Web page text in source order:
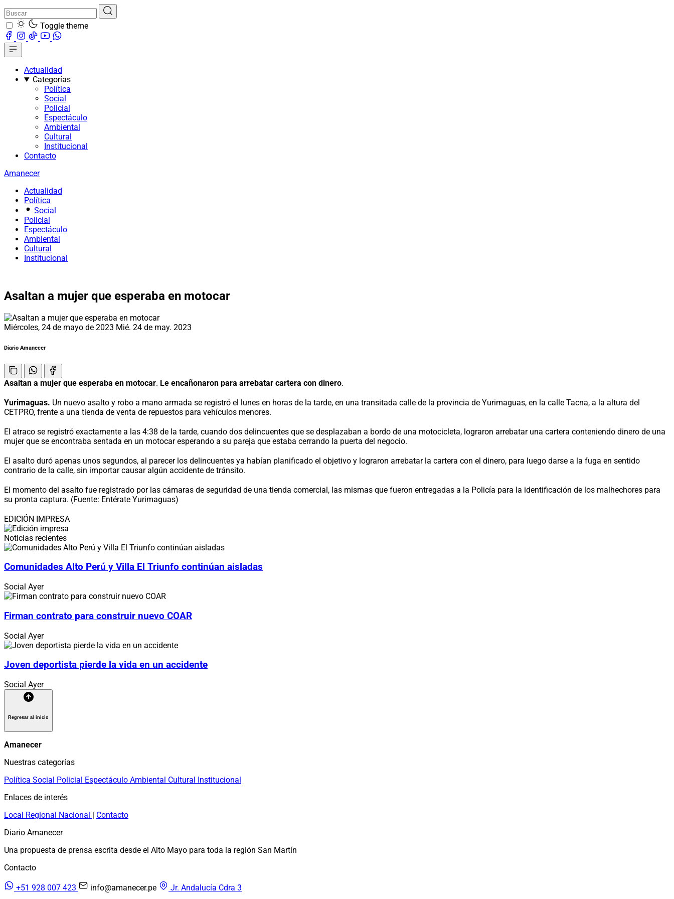
Toggle theme
Actualidad
Categorías
Política
Social
Policial
Espectáculo
Ambiental
Cultural
Institucional
Contacto
Amanecer
Actualidad
Política
Social
Policial
Espectáculo
Ambiental
Cultural
Institucional
Asaltan a mujer que esperaba en motocar
Miércoles, 24 de mayo de 2023 Mié. 24 de may. 2023
Diario Amanecer
Asaltan a mujer que esperaba en motocar. Le encañonaron para arrebatar cartera con dinero.
Yurimaguas. Un nuevo asalto y robo a mano armada se registró el lunes en horas de la tarde, en una transitada calle de la provincia de Yurimaguas, en la calle Tacna, a la altura del
CETPRO, frente a una tienda de venta de repuestos para vehículos menores.
El atraco se registró exactamente a las 4:38 de la tarde, cuando dos delincuentes que se desplazaban a bordo de una motocicleta, lograron arrebatar una cartera conteniendo dinero de una
mujer que se encontraba sentada en un motocar esperando a su pareja que estaba cerrando la puerta del negocio.
El asalto duró apenas unos segundos, al parecer los delincuentes ya habían planificado el objetivo y lograron arrebatar la cartera con el dinero, para luego darse a la fuga en sentido
contrario de la calle, sin importar causar algún accidente de tránsito.
El momento del asalto fue registrado por las cámaras de seguridad de una tienda comercial, las mismas que fueron entregadas a la Policía para la identificación de los malhechores para
su pronta captura. (Fuente: Entérate Yurimaguas)
EDICIÓN IMPRESA
Noticias recientes
Comunidades Alto Perú y Villa El Triunfo continúan aisladas
Social Ayer
Firman contrato para construir nuevo COAR
Social Ayer
Joven deportista pierde la vida en un accidente
Social Ayer
Regresar al inicio
Amanecer
Nuestras categorías
Política Social Policial Espectáculo Ambiental Cultural Institucional
Enlaces de interés
Local Regional Nacional | Contacto
Diario Amanecer
Una propuesta de prensa escrita desde el Alto Mayo para toda la región San Martín
Contacto
+51 928 007 423 info@amanecer.pe Jr. Andalucía Cdra 3